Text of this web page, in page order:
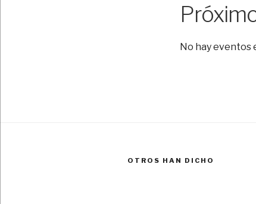
No hay eventos
OTROS HAN DICHO